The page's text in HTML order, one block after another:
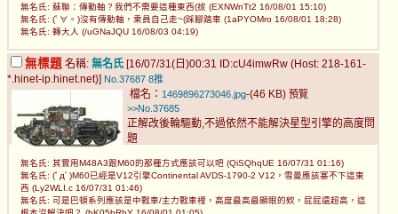
無名氏: 蘇聯：傳動軸？我們不需要這種東西(拔 (EXNWnTt2 16/08/01 15:10)
無名氏: (ﾟ∀。)沒有傳動軸，乘員自己走~(踩腳踏車 (1aPYOMro 16/08/01 18:28)
無名氏: 轉大人 (/uGNaJQU 16/08/03 04:19)
無標題 名稱: 無名氏 [16/07/31(日)00:31 ID:cU4imwRw (Host: 218-161-
*.hinet-ip.hinet.net)] No.37687 8推
檔名： 1469896273046.jpg-(46 KB) 預覽
>>No.37685
正解改後輪驅動,不過依然不能解決星型引擎的高度問
題
無名氏: 其實用M48A3跟M60的那種方式應該可以吧 (QiSQhqUE 16/07/31 01:16)
無名氏: (ﾟдﾟ)M60已經是V12引擎Continental AVDS-1790-2 V12，雪曼應該塞不下這東
西 (Ly2WLI.c 16/07/31 01:46)
無名氏: 可是巴頓系列應該是中戰車/主力戰車裡，高度最高最顯眼的欸，屁屁還超高，這